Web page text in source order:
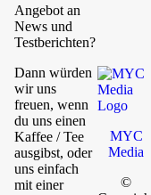
Angebot an
News und
Testberichten?
Dann würden
wir uns
freuen, wenn
du uns einen
Kaffee / Tee
ausgibst, oder
uns einfach
mit einer
MYC
Media
©